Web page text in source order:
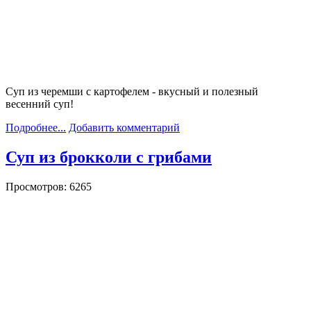
Суп из черемши с картофелем - вкусный и полезный
весенний суп!
Подробнее... Добавить комментарий
Суп из брокколи с грибами
Просмотров: 6265